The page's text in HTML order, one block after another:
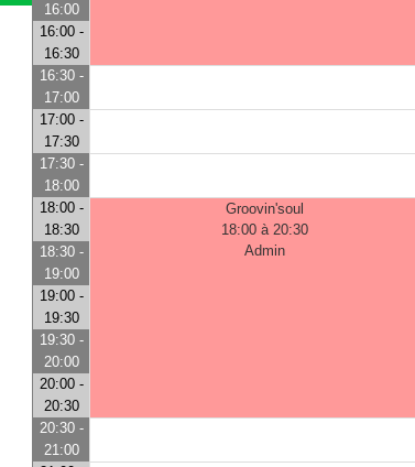
16:00
16:00 -
16:30
16:30 -
17:00
17:00 -
17:30
17:30 -
18:00
18:00 -
18:30
Groovin'soul
18:00 à 20:30
Admin
18:30 -
19:00
19:00 -
19:30
19:30 -
20:00
20:00 -
20:30
20:30 -
21:00